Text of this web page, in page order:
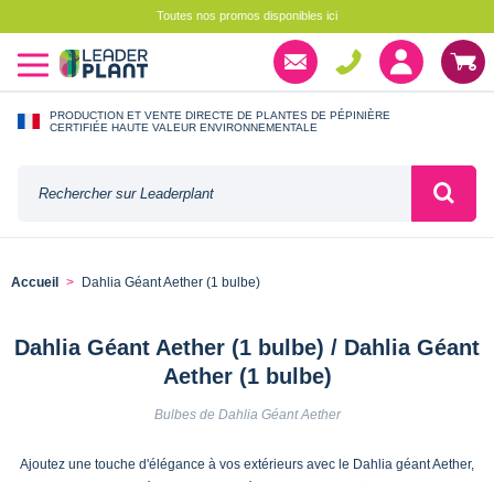
Toutes nos promos disponibles ici
PRODUCTION ET VENTE DIRECTE DE PLANTES DE PÉPINIÈRE
CERTIFIÉE HAUTE VALEUR ENVIRONNEMENTALE
Accueil Dahlia Géant Aether (1 bulbe)
Dahlia Géant Aether (1 bulbe) / Dahlia Géant
Aether (1 bulbe)
Bulbes de Dahlia Géant Aether
Ajoutez une touche d'élégance à vos extérieurs avec le Dahlia géant Aether,